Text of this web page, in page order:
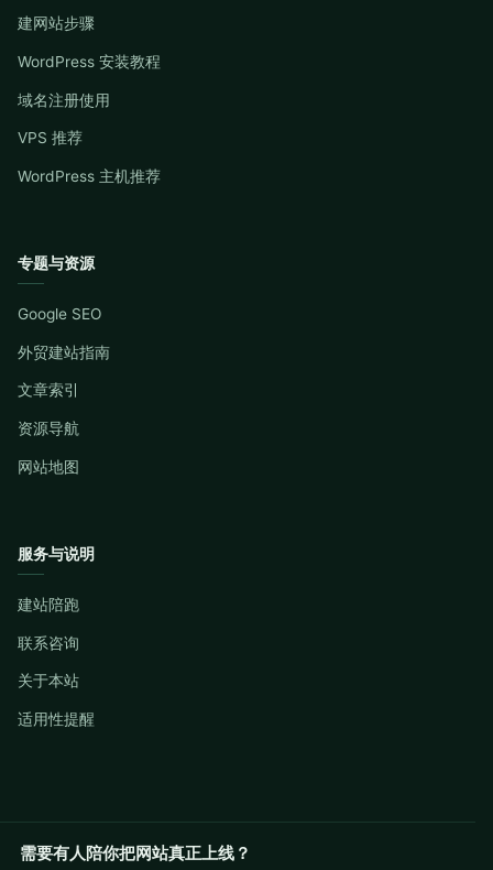
建网站步骤
WordPress 安装教程
域名注册使用
VPS 推荐
WordPress 主机推荐
专题与资源
Google SEO
外贸建站指南
文章索引
资源导航
网站地图
服务与说明
建站陪跑
联系咨询
关于本站
适用性提醒
需要有人陪你把网站真正上线？